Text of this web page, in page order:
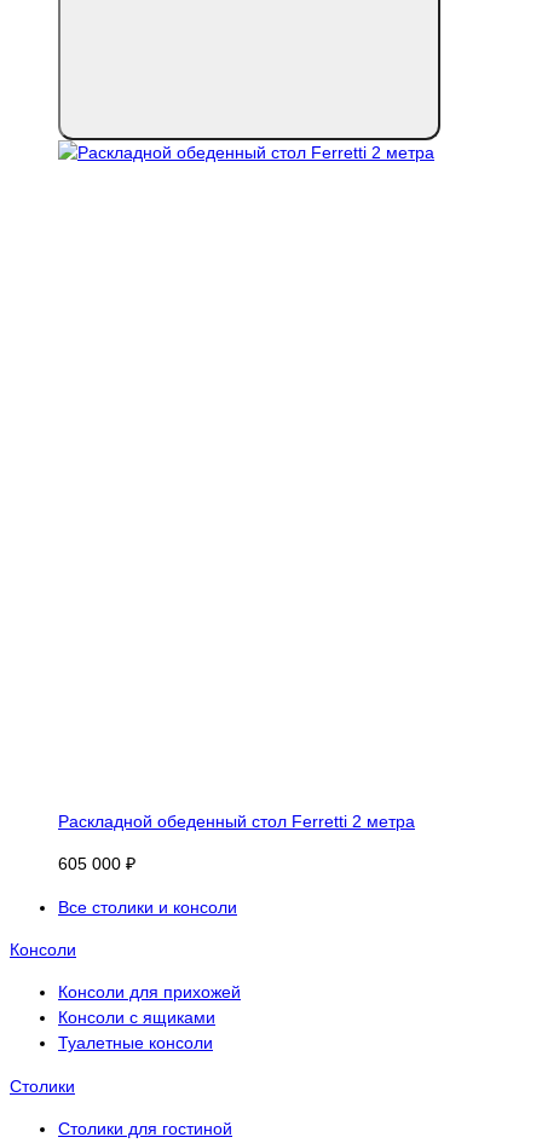
Раскладной обеденный стол Ferretti 2 метра
605 000 ₽
Все столики и консоли
Консоли
Консоли для прихожей
Консоли с ящиками
Туалетные консоли
Столики
Столики для гостиной